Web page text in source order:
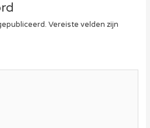
Vereiste velden zijn